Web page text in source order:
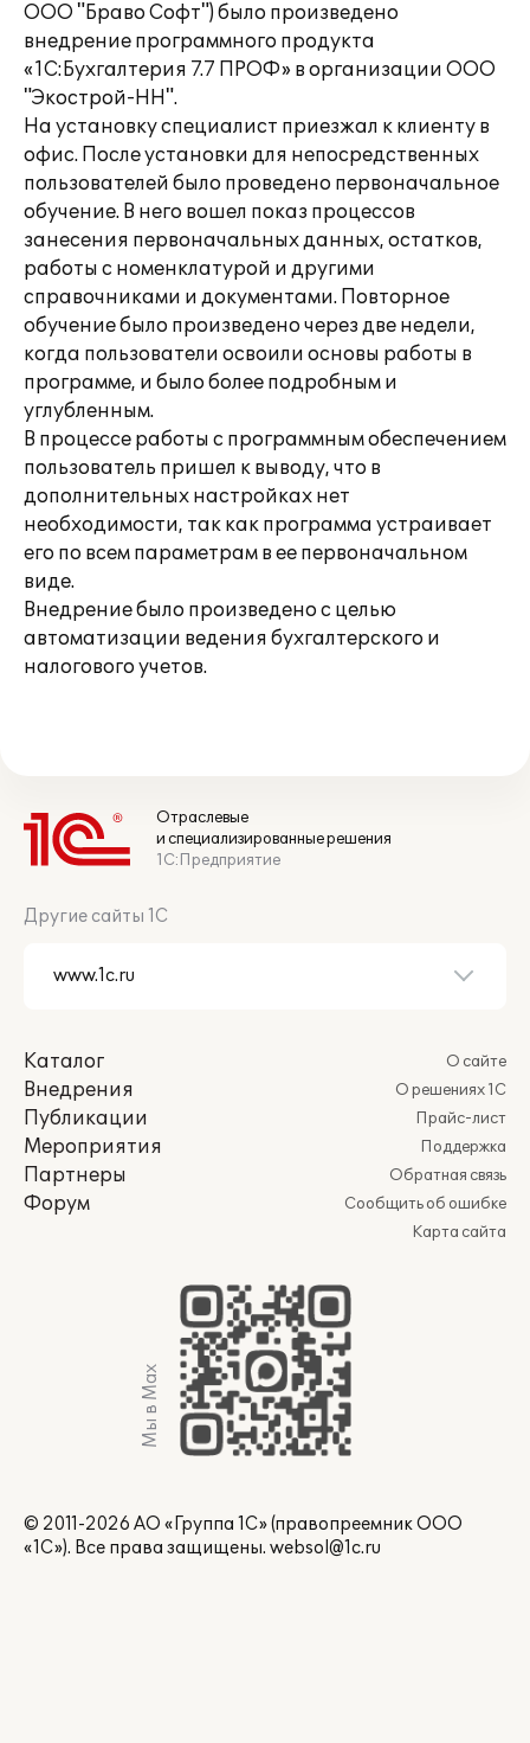
ООО "Браво Софт") было произведено
внедрение программного продукта
«1С:Бухгалтерия 7.7 ПРОФ» в организации ООО
"Экострой-НН".
На установку специалист приезжал к клиенту в
офис. После установки для непосредственных
пользователей было проведено первоначальное
обучение. В него вошел показ процессов
занесения первоначальных данных, остатков,
работы с номенклатурой и другими
справочниками и документами. Повторное
обучение было произведено через две недели,
когда пользователи освоили основы работы в
программе, и было более подробным и
углубленным.
В процессе работы с программным обеспечением
пользователь пришел к выводу, что в
дополнительных настройках нет
необходимости, так как программа устраивает
его по всем параметрам в ее первоначальном
виде.
Внедрение было произведено с целью
автоматизации ведения бухгалтерского и
налогового учетов.
Отраслевые
и специализированные решения
1С:Предприятие
Другие сайты 1С
Каталог
Внедрения
Публикации
Мероприятия
Партнеры
Форум
О сайте
О решениях 1С
Прайс-лист
Поддержка
Обратная связь
Сообщить об ошибке
Карта сайта
Мы в Max
© 2011-2026 АО «Группа 1С» (правопреемник ООО
«1С»). Все права защищены. websol@1c.ru